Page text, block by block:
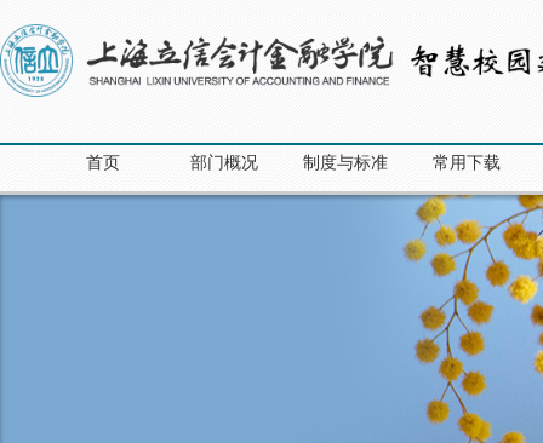
首页 部门概况 制度与标准 常用下载